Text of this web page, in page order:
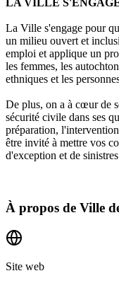
La Ville s'engage pour
un milieu ouvert et
emploi et applique un
les femmes, les
ethniques et les
De plus, on a à cœur de
sécurité civile dans ses
préparation,
être invité à mettre vos
d'exception et de
À propos de Ville
Site web